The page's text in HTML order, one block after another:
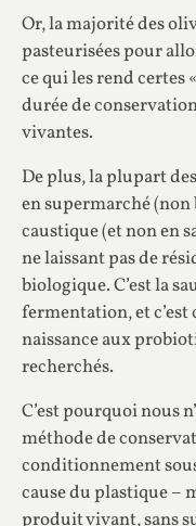
Or, la majorité des
pasteurisées pour
ce qui les rend certes
durée de
vivantes.
De plus, la plupart
en supermarché (non
caustique (et non en
ne laissant pas de
biologique. C’est la
fermentation, et
naissance aux
recherchés.
C’est pourquoi nous
méthode de
conditionnement
cause du plastique –
produit vivant, sans